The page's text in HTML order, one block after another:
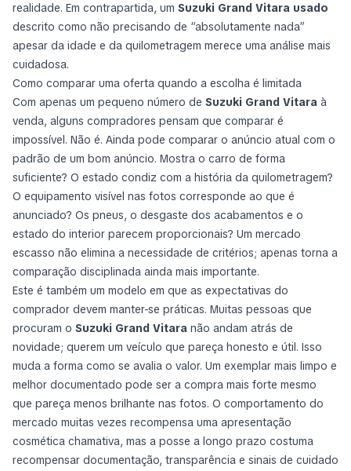
realidade. Em contrapartida, um Suzuki Grand Vitara usado
descrito como não precisando de “absolutamente nada”
apesar da idade e da quilometragem merece uma análise mais
cuidadosa.
Como comparar uma oferta quando a escolha é limitada
Com apenas um pequeno número de Suzuki Grand Vitara à
venda, alguns compradores pensam que comparar é
impossível. Não é. Ainda pode comparar o anúncio atual com o
padrão de um bom anúncio. Mostra o carro de forma
suficiente? O estado condiz com a história da quilometragem?
O equipamento visível nas fotos corresponde ao que é
anunciado? Os pneus, o desgaste dos acabamentos e o
estado do interior parecem proporcionais? Um mercado
escasso não elimina a necessidade de critérios; apenas torna a
comparação disciplinada ainda mais importante.
Este é também um modelo em que as expectativas do
comprador devem manter-se práticas. Muitas pessoas que
procuram o Suzuki Grand Vitara não andam atrás de
novidade; querem um veículo que pareça honesto e útil. Isso
muda a forma como se avalia o valor. Um exemplar mais limpo e
melhor documentado pode ser a compra mais forte mesmo
que pareça menos brilhante nas fotos. O comportamento do
mercado muitas vezes recompensa uma apresentação
cosmética chamativa, mas a posse a longo prazo costuma
recompensar documentação, transparência e sinais de cuidado